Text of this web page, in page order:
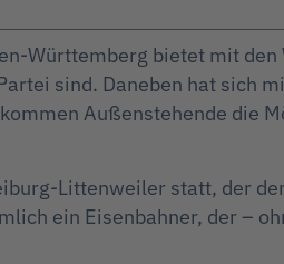
Württemberg bietet mit
sind. Daneben hat sich
Außenstehende die
Littenweiler statt, der
ein Eisenbahner, der –